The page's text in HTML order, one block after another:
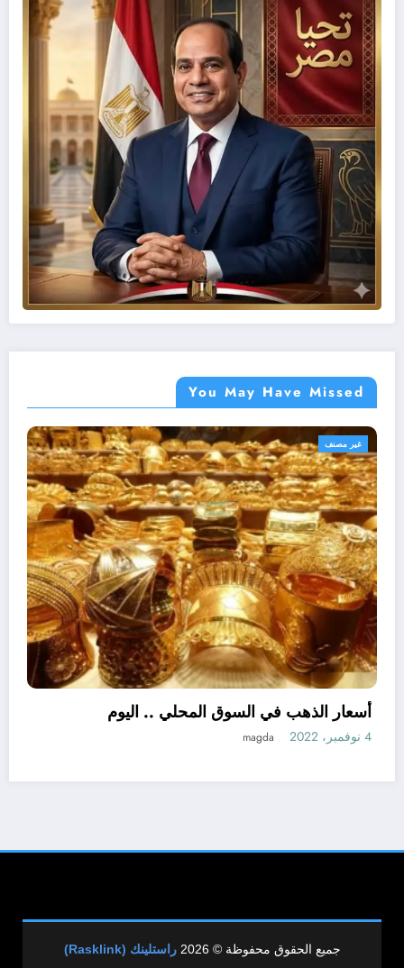
You May Have Missed
أهم الأخبار غير مصنف مصر
اللواء هشام آمنة : تمويل 394 مشروعاً صغيراً
ومتناهى الصغر بجملة استثمارات 6 ملايين جنيه
نبض مصر الحره
جميع الحقوق محفوظة © 2026 راستلينك (Rasklink)
| Powered By
SpiceThemes